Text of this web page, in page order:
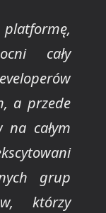
cały
a przede
na całym
grup
którzy